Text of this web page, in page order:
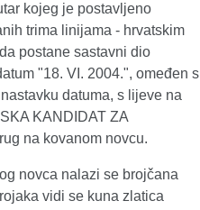
kojeg je postavljeno
trima linijama - hrvatskim
postane sastavni dio
"18. VI. 2004.", omeđen s
datuma, s lijeve na
KANDIDAT ZA
na kovanom novcu.
novca nalazi se brojčana
vidi se kuna zlatica